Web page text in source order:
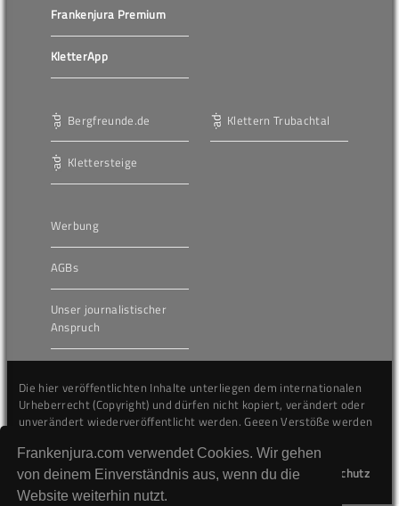
Frankenjura.com verwendet Cookies. Wir gehen
von deinem Einverständnis aus, wenn du die
Website weiterhin nutzt.
Frankenjura Premium
KletterApp
Bergfreunde.de
Klettersteige
Klettern Trubachtal
Werbung
AGBs
Unser journalistischer
Anspruch
Die hier veröffentlichten Inhalte unterliegen dem internationalen
Urheberrecht (Copyright) und dürfen nicht kopiert, verändert oder
unverändert wiederveröffentlicht werden. Gegen Verstöße werden
Kontakt
Impressum Datenschutz